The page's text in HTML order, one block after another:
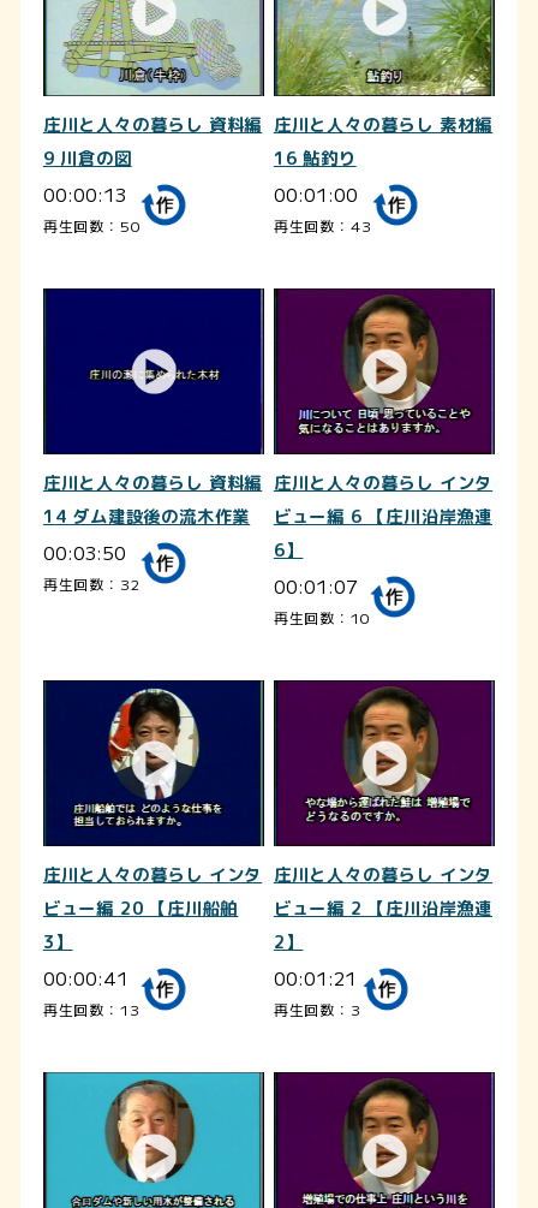
庄川と人々の暮らし 資料編
9 川倉の図
00:00:13
再生回数：50
庄川と人々の暮らし 素材編
16 鮎釣り
00:01:00
再生回数：43
庄川と人々の暮らし 資料編
14 ダム建設後の流木作業
00:03:50
再生回数：32
庄川と人々の暮らし インタ
ビュー編 6 【庄川沿岸漁連
6】
00:01:07
再生回数：10
庄川と人々の暮らし インタ
ビュー編 20 【庄川船舶
3】
00:00:41
再生回数：13
庄川と人々の暮らし インタ
ビュー編 2 【庄川沿岸漁連
2】
00:01:21
再生回数：3